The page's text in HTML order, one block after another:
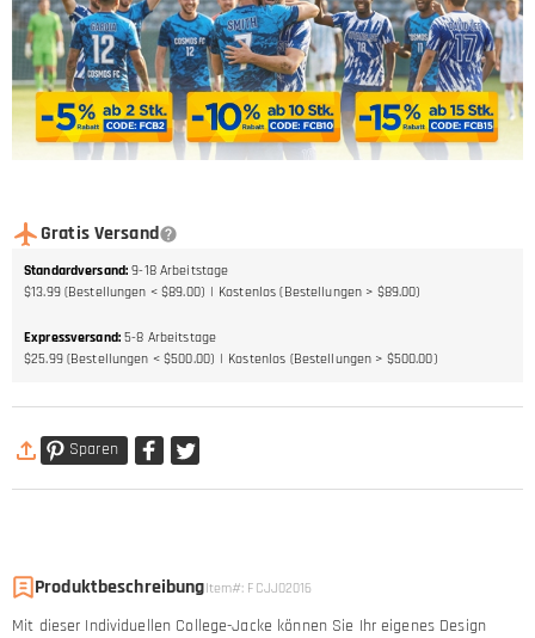
Gratis Versand
Standardversand: 9-18 Arbeitstage
$13.99 (Bestellungen < $89.00)
Kostenlos (Bestellungen > $89.00)
Expressversand: 5-8 Arbeitstage
$25.99 (Bestellungen < $500.00)
Kostenlos (Bestellungen > $500.00)
Sparen
ProduktbeschreibungItem#: FCJJ02016
Mit dieser Individuellen College-Jacke können Sie Ihr eigenes Design